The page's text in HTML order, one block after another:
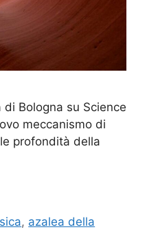
di Bologna su Science
meccanismo di
profondità della
, azalea della